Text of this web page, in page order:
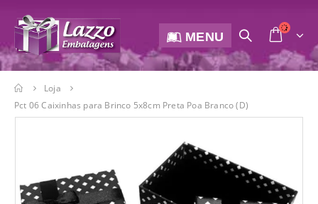
MENU
Loja
Pct 06 Caixinhas para Brinco 5x8cm Preta Poa Branco (D)